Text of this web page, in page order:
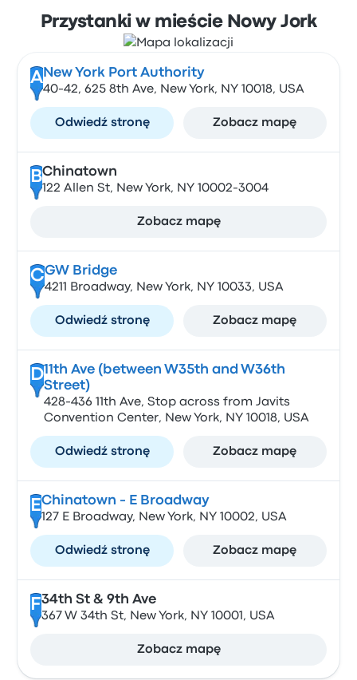
Przystanki w mieście Nowy Jork
A New York Port Authority
40-42, 625 8th Ave, New York, NY 10018, USA
Odwiedź stronę Zobacz mapę
BChinatown
122 Allen St, New York, NY 10002-3004
Zobacz mapę
CGW Bridge
4211 Broadway, New York, NY 10033, USA
Odwiedź stronę Zobacz mapę
D11th Ave (between W35th and W36th
Street)
428-436 11th Ave, Stop across from Javits
Convention Center, New York, NY 10018, USA
Odwiedź stronę Zobacz mapę
EChinatown - E Broadway
127 E Broadway, New York, NY 10002, USA
Odwiedź stronę Zobacz mapę
F34th St & 9th Ave
367 W 34th St, New York, NY 10001, USA
Zobacz mapę